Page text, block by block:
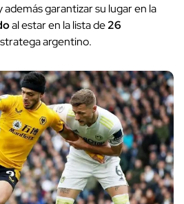
además garantizar su lugar en la
al estar en la lista de26
argentino.